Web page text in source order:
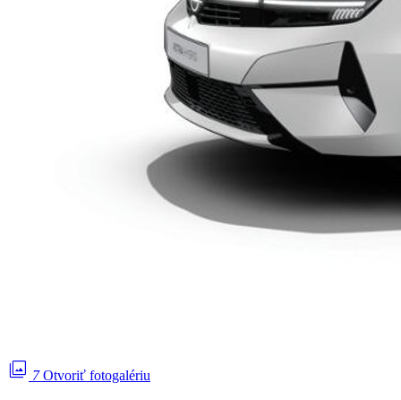
photo_library 7 Otvoriť fotogalériu